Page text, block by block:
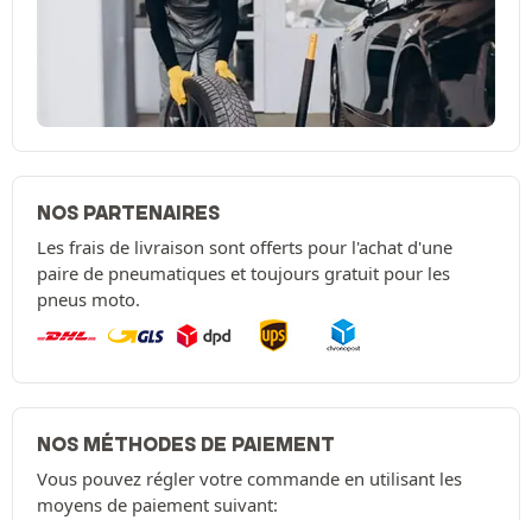
NOS PARTENAIRES
Les frais de livraison sont offerts pour l'achat d'une
paire de pneumatiques et toujours gratuit pour les
pneus moto.
NOS MÉTHODES DE PAIEMENT
Vous pouvez régler votre commande en utilisant les
moyens de paiement suivant: